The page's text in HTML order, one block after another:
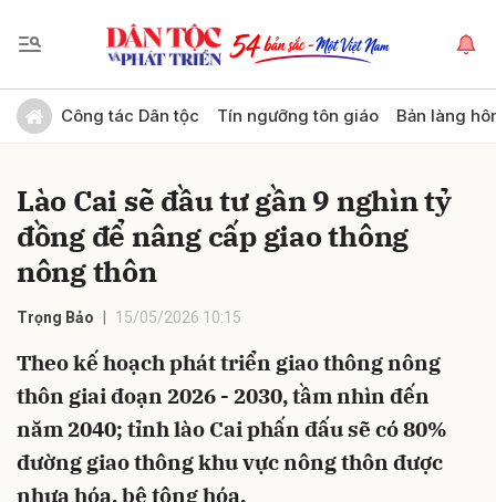
Công tác Dân tộc Tín ngưỡng tôn giáo Bản làng
Lào Cai sẽ đầu tư gần 9 nghìn tỷ
đồng để nâng cấp giao thông
nông thôn
Trọng Bảo 15/05/2026 10:15
Theo kế hoạch phát triển giao thông nông
thôn giai đoạn 2026 - 2030, tầm nhìn đến
năm 2040; tỉnh lào Cai phấn đấu sẽ có 80%
đường giao thông khu vực nông thôn được
nhựa hóa, bê tông hóa.
Gửi bình luận